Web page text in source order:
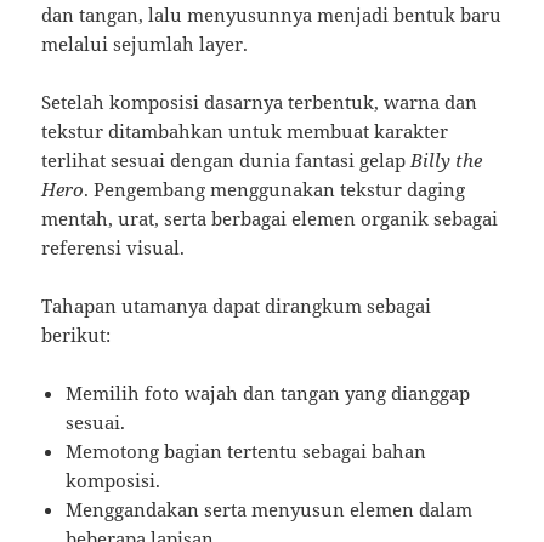
dan tangan, lalu menyusunnya menjadi bentuk baru
melalui sejumlah layer.
Setelah komposisi dasarnya terbentuk, warna dan
tekstur ditambahkan untuk membuat karakter
terlihat sesuai dengan dunia fantasi gelap Billy the
Hero. Pengembang menggunakan tekstur daging
mentah, urat, serta berbagai elemen organik sebagai
referensi visual.
Tahapan utamanya dapat dirangkum sebagai
berikut:
Memilih foto wajah dan tangan yang dianggap
sesuai.
Memotong bagian tertentu sebagai bahan
komposisi.
Menggandakan serta menyusun elemen dalam